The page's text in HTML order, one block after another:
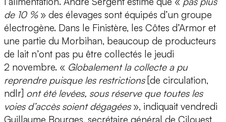
de 10 %» des élevages sont équipés d’un groupe
électrogène. Dans le Finistère, les Côtes d’Armor et
une partie du Morbihan, beaucoup de producteurs
de lait n’ont pas pu être collectés le jeudi
2 novembre. « Globalement la collecte a pu
reprendre puisque les restrictions[de circulation,
ndlr] ont été levées, sous réserve que toutes les
voies d’accès soient dégagées», indiquait vendredi
Guillaume Bourges, secrétaire général de Cilouest